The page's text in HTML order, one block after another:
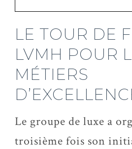
LE TOUR DE
LVMH POUR
MÉTIERS
Le groupe de luxe a
troisième fois son